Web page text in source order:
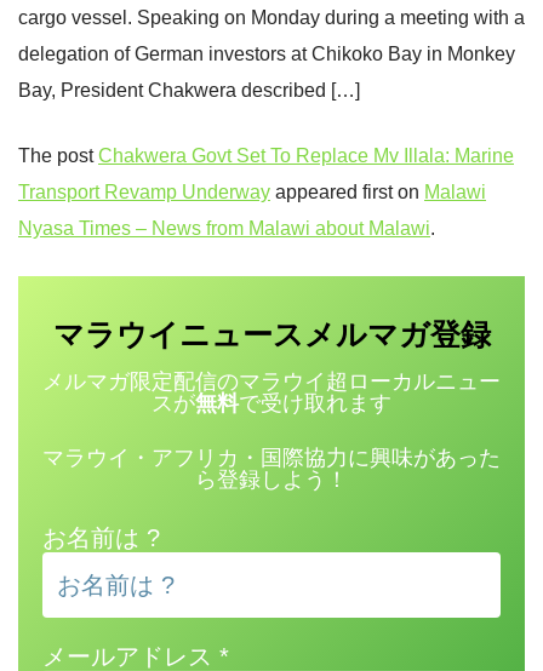
cargo vessel. Speaking on Monday during a meeting with a
delegation of German investors at Chikoko Bay in Monkey
Bay, President Chakwera described […]
The postChakwera Govt Set To Replace Mv Illala: Marine
Transport Revamp Underway appeared first on Malawi
Nyasa Times – News from Malawi about Malawi.
マラウイニュース メルマガ登録
メルマガ限定配信のマラウイ超ローカルニュー
スが無料で受け取れます
マラウイ・アフリカ・国際協力に興味があった
ら登録しよう！
お名前は ?
メールアドレス *